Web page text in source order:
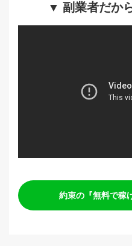
▼ 副業者だか
約束の『無料で稼